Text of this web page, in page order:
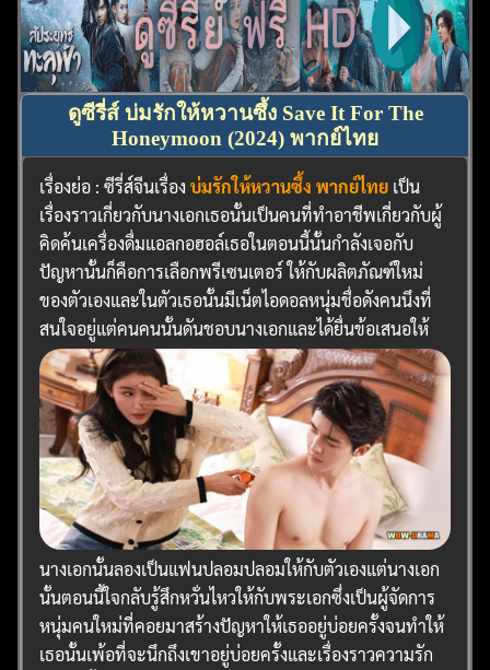
ดูซีรี่ส์ บ่มรักให้หวานซึ้ง Save It For The
Honeymoon (2024) พากย์ไทย
เรื่องย่อ : ซีรี่ส์จีนเรื่องบ่มรักให้หวานซึ้ง พากย์ไทย เป็น
เรื่องราวเกี่ยวกับนางเอกเธอนั้นเป็นคนที่ทำอาชีพเกี่ยวกับผู้
คิดค้นเครื่องดื่มแอลกอฮอล์เธอในตอนนี้นั้นกำลังเจอกับ
ปัญหานั้นก็คือการเลือกพรีเซนเตอร์ ให้กับผลิตภัณฑ์ใหม่
ของตัวเองและในตัวเธอนั้นมีเน็ตไอดอลหนุ่มชื่อดังคนนึงที่
สนใจอยู่แต่คนคนนั้นดันชอบนางเอกและได้ยื่นข้อเสนอให้
นางเอกนั้นลองเป็นแฟนปลอมปลอมให้กับตัวเองแต่นางเอก
นั้นตอนนี้ใจกลับรู้สึกหวั่นไหวให้กับพระเอกซึ่งเป็นผู้จัดการ
หนุ่มคนใหม่ที่คอยมาสร้างปัญหาให้เธออยู่บ่อยครั้งจนทำให้
เธอนั้นเพ้อที่จะนึกถึงเขาอยู่บ่อยครั้งและเรื่องราวความรัก